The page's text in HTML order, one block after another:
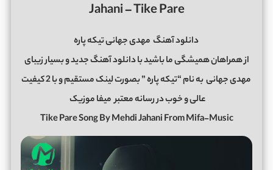
Jahani – Tike Pare
دانلود آهنگ مهدی جهانی تیکه پاره
از همراهان همیشگی ما باشید با دانلود آهنگ جدید و بسیار زیبای
مهدی جهانی
به نام “تیکه پاره ” بصورت لینک مستقیم و با 2 کیفیت
عالی و خوب در رسانه معتبرمیفا موزیک
Tike Pare Song By Mehdi Jahani From Mifa-Music